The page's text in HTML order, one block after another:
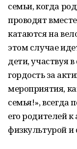
семьи, когда
проводят
катаются на
этом случае
дети, участвуя
гордость за
мероприятия,
семья!», всегда
его родителей
физкультурой и